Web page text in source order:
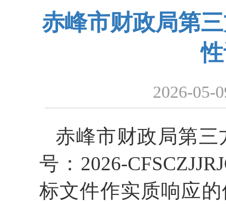
赤峰市财政局第
2026-05-
赤峰市财政局第
号：2026-
标文件作实质响应